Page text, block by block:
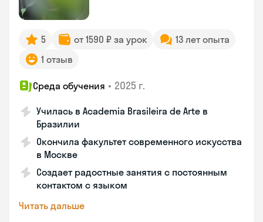
5 от 1590 ₽ за урок
13 лет опыта
1 отзыв
Среда обучения • 2025 г.
Училась в Academia Brasileira de Arte в
Бразилии
Окончила факультет современного искусства
в Москве
Создает радостные занятия с постоянным
контактом с языком
Читать дальше